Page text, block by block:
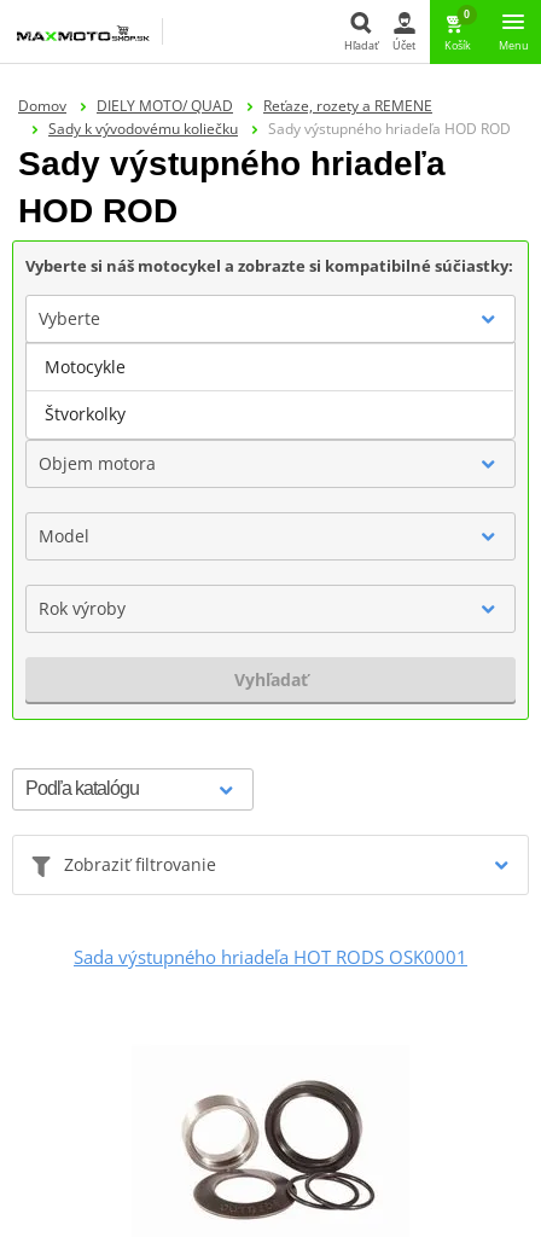
Hľadať Účet
0
Košík Menu
Domov DIELY MOTO/ QUAD
Reťaze, rozety a REMENE
Sady k vývodovému koliečku
Sady výstupného hriadeľa HOD ROD
Sady výstupného hriadeľa
HOD ROD
Vyberte si náš motocykel a zobrazte si kompatibilné súčiastky:
Vyberte
Značka
Objem motora
Model
Rok výroby
Vyhľadať
Zobraziť filtrovanie
Sada výstupného hriadeľa HOT RODS OSK0001
Motocykle
Štvorkolky